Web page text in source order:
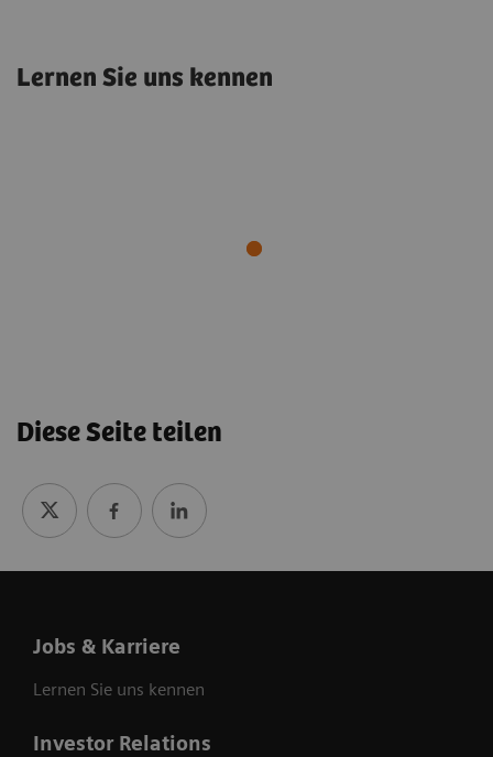
Lernen Sie uns kennen
Architekten die
#Futureshaper
Künstliche Intelligenz #Futureshaper
Diese Seite teilen
Jobs & Karriere
Lernen Sie uns kennen
Investor Relations